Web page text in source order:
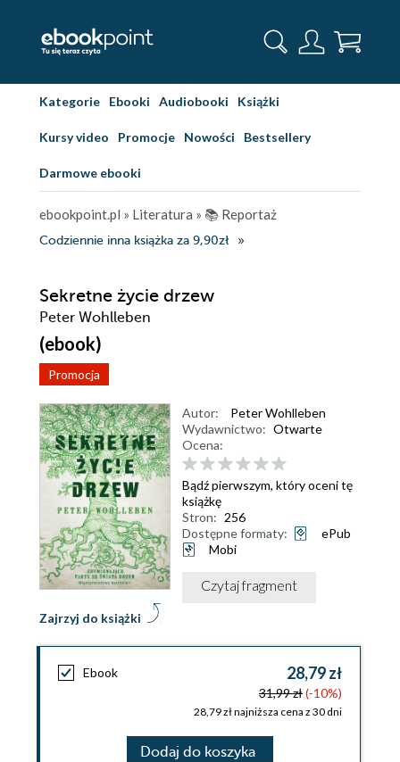
Kategorie Ebooki Audiobooki Książki
Kursy video Promocje Nowości Bestsellery
Darmowe ebooki
ebookpoint.pl » Literatura » 📚 Reportaż
Codziennie inna książka za 9,90zł
Sekretne życie drzew
Peter Wohlleben
(ebook)
Promocja
Zajrzyj do książki
Autor:
Peter Wohlleben
Wydawnictwo: Otwarte
Ocena:
Bądź pierwszym, który oceni tę
książkę
Stron: 256
Dostępne formaty:
ePub
Mobi
Czytaj fragment
Ebook 28,79 zł
31,99 zł(-10%)
28,79 zł najniższa cena z 30 dni
Dodaj do koszyka